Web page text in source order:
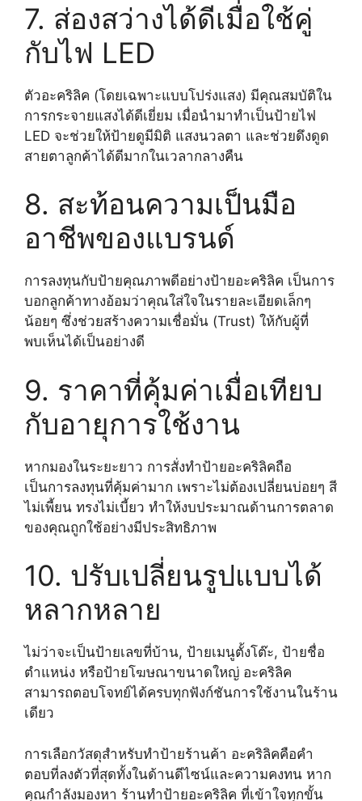
7. ส่องสว่างได้ดีเมื่อใช้คู่
กับไฟ LED
ตัวอะคริลิค (โดยเฉพาะแบบโปร่งแสง) มีคุณสมบัติใน
การกระจายแสงได้ดีเยี่ยม เมื่อนำมาทำเป็นป้ายไฟ
LED จะช่วยให้ป้ายดูมีมิติ แสงนวลตา และช่วยดึงดูด
สายตาลูกค้าได้ดีมากในเวลากลางคืน
8. สะท้อนความเป็นมือ
อาชีพของแบรนด์
การลงทุนกับป้ายคุณภาพดีอย่างป้ายอะคริลิค เป็นการ
บอกลูกค้าทางอ้อมว่าคุณใส่ใจในรายละเอียดเล็กๆ
น้อยๆ ซึ่งช่วยสร้างความเชื่อมั่น (Trust) ให้กับผู้ที่
พบเห็นได้เป็นอย่างดี
9. ราคาที่คุ้มค่าเมื่อเทียบ
กับอายุการใช้งาน
หากมองในระยะยาว การสั่งทำป้ายอะคริลิคถือ
เป็นการลงทุนที่คุ้มค่ามาก เพราะไม่ต้องเปลี่ยนบ่อยๆ สี
ไม่เพี้ยน ทรงไม่เบี้ยว ทำให้งบประมาณด้านการตลาด
ของคุณถูกใช้อย่างมีประสิทธิภาพ
10. ปรับเปลี่ยนรูปแบบได้
หลากหลาย
ไม่ว่าจะเป็นป้ายเลขที่บ้าน, ป้ายเมนูตั้งโต๊ะ, ป้ายชื่อ
ตำแหน่ง หรือป้ายโฆษณาขนาดใหญ่ อะคริลิค
สามารถตอบโจทย์ได้ครบทุกฟังก์ชันการใช้งานในร้าน
เดียว
การเลือกวัสดุสำหรับทำป้ายร้านค้า อะคริลิคคือคำ
ตอบที่ลงตัวที่สุดทั้งในด้านดีไซน์และความคงทน หาก
คุณกำลังมองหา ร้านทำป้ายอะคริลิค ที่เข้าใจทุกขั้น